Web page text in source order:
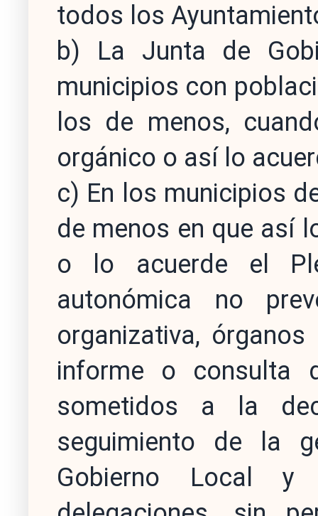
todos los
b) La Junta de
municipios con
los de menos,
orgánico o así lo
c) En los municipios
de menos en que así
o lo acuerde el
autonómica no
organizativa,
informe o consulta
sometidos a la
seguimiento de la
Gobierno Local y